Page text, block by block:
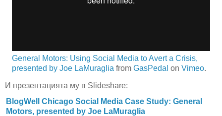
General Motors: Using Social Media to Avert a Crisis,
presented by Joe LaMuraglia from GasPedal on Vimeo.
И презентацията му в Slideshare:
BlogWell Chicago Social Media Case Study: General
Motors, presented by Joe LaMuraglia